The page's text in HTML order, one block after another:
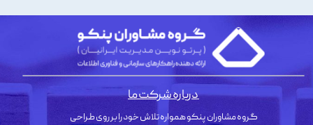
گروه مشاوران پنکو همواره تلاش خود را بر روی طراحی
درباره شرکت ما